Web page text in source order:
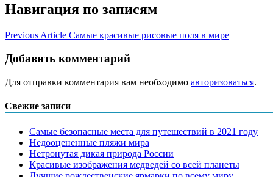
Навигация по записям
Previous Article Самые красивые рисовые поля в мире
Добавить комментарий
Для отправки комментария вам необходимо авторизоваться.
Свежие записи
Самые безопасные места для путешествий в 2021 году
Недооцененные пляжи мира
Нетронутая дикая природа России
Красивые изображения медведей со всей планеты